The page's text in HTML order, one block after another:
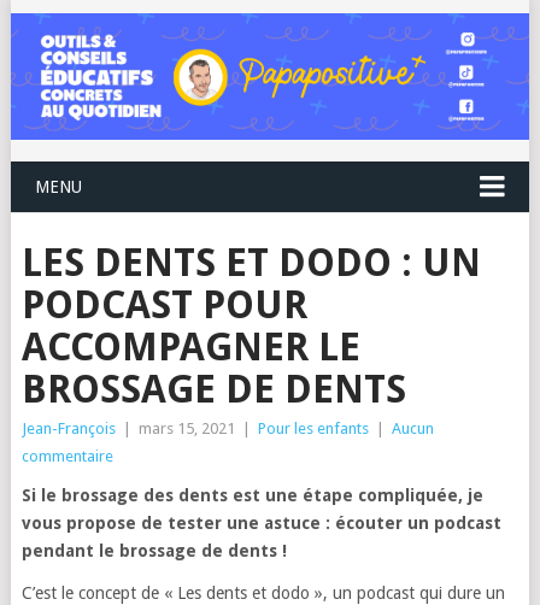
MENU
LES DENTS ET DODO : UN
PODCAST POUR
ACCOMPAGNER LE
BROSSAGE DE DENTS
Jean-François mars 15, 2021 Pour les enfants
Aucun
commentaire
Si le brossage des dents est une étape compliquée, je
vous propose de tester une astuce : écouter un podcast
pendant le brossage de dents !
C’est le concept de « Les dents et dodo », un podcast qui dure un